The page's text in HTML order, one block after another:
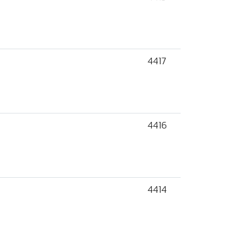
4417
4416
4414